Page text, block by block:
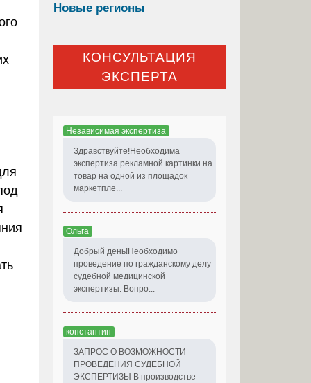
Новые регионы
КОНСУЛЬТАЦИЯ
ЭКСПЕРТА
Независимая экспертиза
Здравствуйте!Необходима
экспертиза рекламной картинки на
товар на одной из площадок
маркетпле...
Ольга
Добрый день!Необходимо
проведение по гражданскому делу
судебной медицинской
экспертизы. Вопро...
константин
ЗАПРОС О ВОЗМОЖНОСТИ
ПРОВЕДЕНИЯ СУДЕБНОЙ
ЭКСПЕРТИЗЫ В производстве